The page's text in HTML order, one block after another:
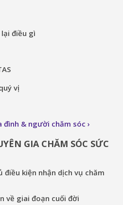
điều gì
vị
đình & người chăm sóc
GIA CHĂM SÓC SỨC
kiện nhận dịch vụ chăm
về giai đoạn cuối đời